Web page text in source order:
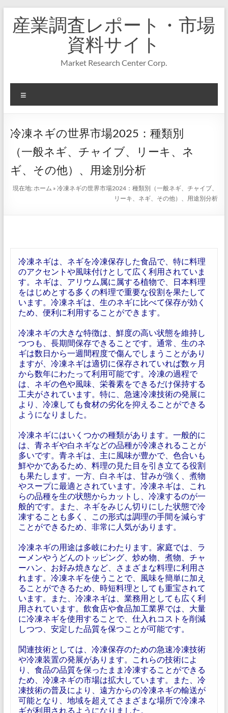
キ
プ
産業調査レポート・市場
資料サイト
Market Research Center Corp.
ニ
ー
冷凍ネギの世界市場2025：種類別
（一般ネギ、チャイブ、リーキ、ネ
ギ、その他）、用途別分析
現在地:ホーム »冷凍ネギの世界市場2024：種類別（一般ネギ、チャイブ、
リーキ、ネギ、その他）、用途別分析
冷凍ネギは、ネギを冷凍保存した食品で、特に料理
のアクセントや風味付けとして広く利用されていま
す。ネギは、アリウム属に属する植物で、日本料理
をはじめとする多くの料理で重要な役割を果たして
います。冷凍ネギは、生のネギに比べて保存が効く
ため、便利に利用することができます。
冷凍ネギの大きな特徴は、鮮度の高い状態を維持し
つつも、長期間保存できることです。通常、生のネ
ギは数日から一週間程度で傷んでしまうことがあり
ますが、冷凍ネギは適切に保存されていれば数ヶ月
から数年にわたって利用可能です。冷凍の過程で
は、ネギの色や風味、栄養素をできるだけ保持する
工夫がされています。特に、急速冷凍技術の発展に
より、冷凍しても食材の劣化を抑えることができる
ようになりました。
冷凍ネギにはいくつかの種類があります。一般的に
は、青ネギや白ネギなどの品種が冷凍されることが
多いです。青ネギは、主に風味が豊かで、色合いも
鮮やかであるため、料理の見た目を引き立てる役割
も果たします。一方、白ネギは、甘みが強く、煮物
やスープに最適とされています。冷凍ネギは、これ
らの品種を生の状態からカットし、冷凍するのが一
般的です。また、ネギをみじん切りにした状態で冷
凍することも多く、この形式は調理の手間を減らす
ことができるため、非常に人気があります。
冷凍ネギの用途は多岐にわたります。家庭では、ラ
ーメンやうどんのトッピング、炒め物、煮物、チャ
ーハン、お好み焼きなど、さまざまな料理に利用さ
れます。冷凍ネギを使うことで、風味を簡単に加え
ることができるため、時短料理としても重宝されて
います。また、冷凍ネギは、業務用としても広く利
用されています。飲食店や食品加工業界では、大量
に冷凍ネギを使用することで、仕入れコストを削減
しつつ、安定した品質を保つことが可能です。
関連技術としては、冷凍保存のための急速冷凍技術
や冷凍装置の発展があります。これらの技術によ
り、食品の品質を保ったまま冷凍することができる
ため、冷凍ネギの市場は拡大しています。また、冷
凍技術の普及により、遠方からの冷凍ネギの輸送が
可能となり、地域を超えてさまざまな場所で冷凍ネ
ギが利用されるようになりました。